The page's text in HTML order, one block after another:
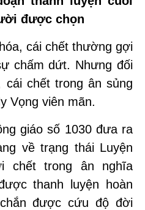
được chọn
cái chết thường gợi
chấm dứt. Nhưng đối
chết trong ân sủng
Vọng viên mãn.
giáo số 1030 đưa ra
về trạng thái Luyện
chết trong ân nghĩa
thanh luyện hoàn
được cứu độ đời